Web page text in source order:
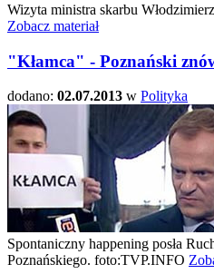
Wizyta ministra skarbu
Zobacz materiał
"Kłamca" - Poznański
dodano: 02.07.2013 w Polityka
Spontaniczny happening posła
Poznańskiego. foto:TVP.INFO